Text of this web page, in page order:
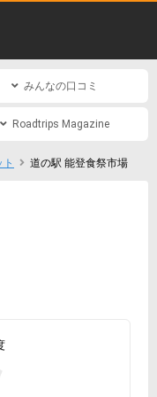
みんなの口コミ
Roadtrips Magazine
道の駅 能登食祭市場